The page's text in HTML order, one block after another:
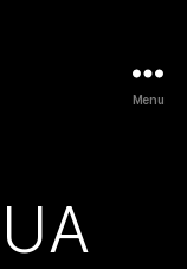
Menu